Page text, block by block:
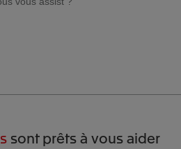
sont prêts à vous aider